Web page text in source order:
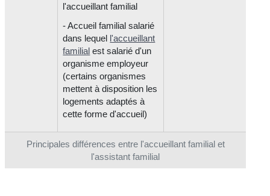
Principales différences entre l'accueillant familial et
l'assistant familial
l'accueillant familial
- Accueil familial salarié
dans lequel l'accueillant
familial est salarié d'un
organisme employeur
(certains organismes
mettent à disposition les
logements adaptés à
cette forme d'accueil)